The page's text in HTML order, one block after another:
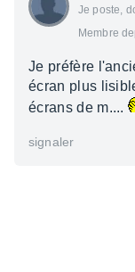
Je poste,
Membre
Je préfère
écran plus
écrans de m....
signaler